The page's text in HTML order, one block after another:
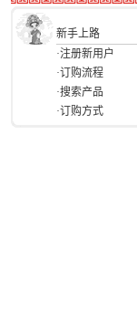
新手上路
·注册新用户
·订购流程
·搜索产品
·订购方式